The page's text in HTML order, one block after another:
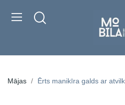
Mājas Ērts manikīra galds ar